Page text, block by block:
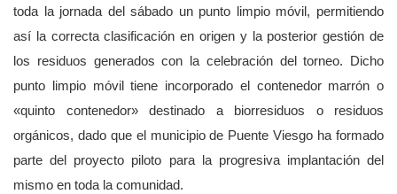
toda la jornada del sábado un punto limpio móvil, permitiendo
así la correcta clasificación en origen y la posterior gestión de
los residuos generados con la celebración del torneo. Dicho
punto limpio móvil tiene incorporado el contenedor marrón o
«quinto contenedor» destinado a biorresiduos o residuos
orgánicos, dado que el municipio de Puente Viesgo ha formado
parte del proyecto piloto para la progresiva implantación del
mismo en toda la comunidad.